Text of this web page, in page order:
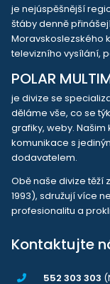
je nejúspěšnější
štáby denně
Moravskoslezského
televizního vysílání,
POLAR
je divize se
děláme vše, co se
grafiky, weby.
komunikace s
dodavatelem.
Obě naše divize těží
1993), sdružují více
profesionalitu a
Kontaktujte
552 303 303